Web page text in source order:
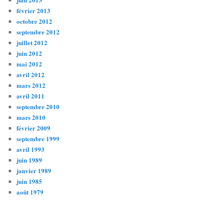
février 2013
octobre 2012
septembre 2012
juillet 2012
juin 2012
mai 2012
avril 2012
mars 2012
avril 2011
septembre 2010
mars 2010
février 2009
septembre 1999
avril 1993
juin 1989
janvier 1989
juin 1985
août 1979